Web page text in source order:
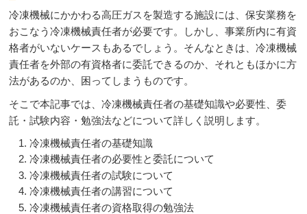
冷凍機械にかかわる高圧ガスを製造する施設には、保安業務を
おこなう冷凍機械責任者が必要です。しかし、事業所内に有資
格者がいないケースもあるでしょう。そんなときは、冷凍機械
責任者を外部の有資格者に委託できるのか、それともほかに方
法があるのか、困ってしまうものです。
そこで本記事では、冷凍機械責任者の基礎知識や必要性、委
託・試験内容・勉強法などについて詳しく説明します。
冷凍機械責任者の基礎知識
冷凍機械責任者の必要性と委託について
冷凍機械責任者の試験について
冷凍機械責任者の講習について
冷凍機械責任者の資格取得の勉強法